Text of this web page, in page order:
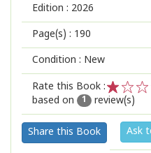
Edition : 2026
Page(s) : 190
Condition : New
Rate this Book :
2
1
based on
1 review(s)
Share this Book Ask